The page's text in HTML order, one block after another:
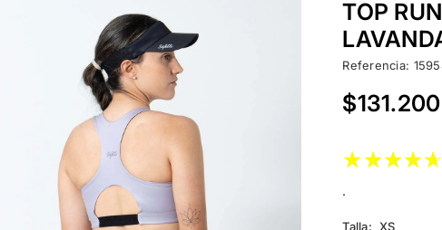
TOP
Referencia:
Precio
$131.200
.
Talla: XS